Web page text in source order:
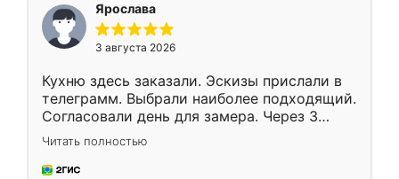
Ярослава
3 августа 2026
Кухню здесь заказали. Эскизы прислали в
телеграмм. Выбрали наиболее подходящий.
Согласовали день для замера. Через 3
недели кухня была уже готова. Остались
довольны работой. Спасибо Ренессанс
мебель за качественную работу!
Читать полностью